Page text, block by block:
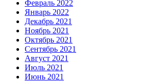
Февраль 2022
Январь 2022
Декабрь 2021
Ноябрь 2021
Октябрь 2021
Сентябрь 2021
Август 2021
Июль 2021
Июнь 2021